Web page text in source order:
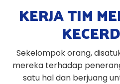
KERJA TIM
Sekelompok orang,
mereka terhadap
satu hal dan berjuang